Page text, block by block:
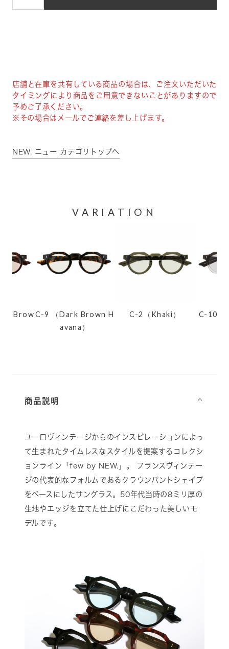
店舗と在庫を共有している商品の場合は、ご注文いただいた
タイミングにより商品をご用意できないことがありますので
予めご了承ください。
※その場合はメールでご連絡を差し上げます。
NEW. ニュー カテゴリトップへ
VARIATION
BrowC-9 （Dark Brown H
avana）
C-2（Khaki）
C-10（
商品説明 ⌵
ユーロヴィンテージからのインスピレーションによっ
て生まれたタイムレスなスタイルを提案するコレクシ
ョンライン「few by NEW.」。 フランスヴィンテー
ジの代表的なフォルムであるクラウンパントシェイプ
をベースにしたサングラス。50年代当時の8ミリ厚の
生地やエッジを立てた仕上げにこだわった美しいモ
デルです。